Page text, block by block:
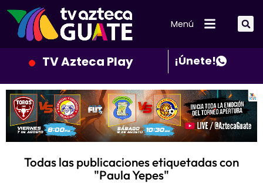
Menú
TV Azteca Play ¡Únete!
Todas las publicaciones etiquetadas con
"Paula Yepes"